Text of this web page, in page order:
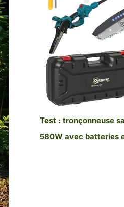
Test : tronçonneuse
580W avec batteries